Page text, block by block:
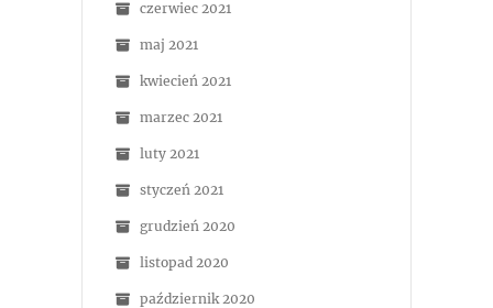
czerwiec 2021
maj 2021
kwiecień 2021
marzec 2021
luty 2021
styczeń 2021
grudzień 2020
listopad 2020
październik 2020